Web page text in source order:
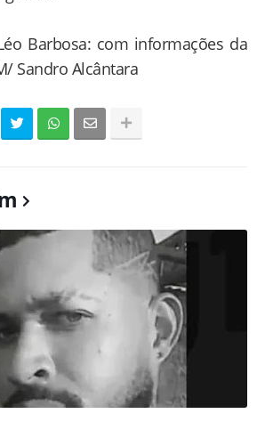
Barbosa: com informações da
Sandro Alcântara